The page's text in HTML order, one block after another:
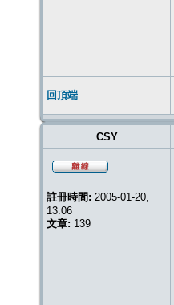
回頂端
CSY
註冊時間: 2005-01-20,
13:06
文章: 139